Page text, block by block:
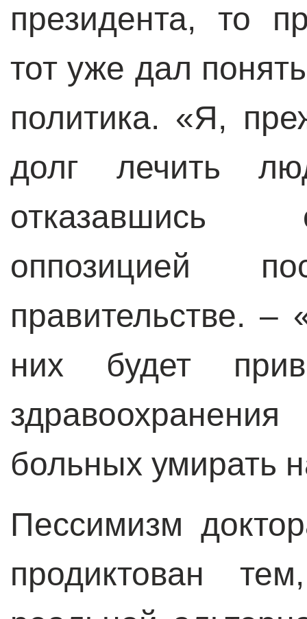
президента, то
тот уже дал
политика. «Я,
долг лечить
отказавшись
оппозицией
правительстве. –
них будет
больных умирать
Пессимизм
продиктован